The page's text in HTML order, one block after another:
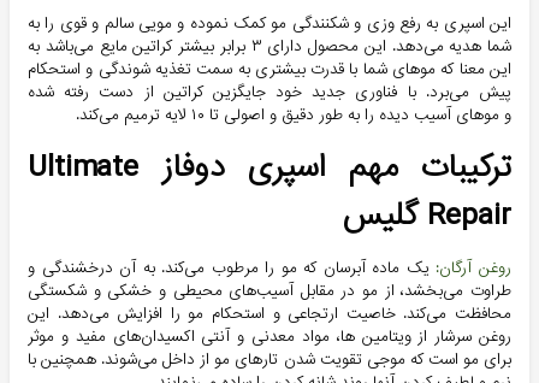
این اسپری به رفع وزی و شکنندگی مو کمک نموده و مویی سالم و قوی را به
شما هدیه می‌دهد. این محصول دارای ۳ برابر بیشتر کراتین مایع می‌باشد به
این معنا که موهای شما با قدرت بیشتری به سمت تغذیه شوندگی و استحکام
پیش می‌برد. با فناوری جدید خود جایگزین کراتین از دست رفته شده
و موهای آسیب دیده را به طور دقیق و اصولی تا ۱۰ لایه ترمیم می‌کند.
ترکیبات مهم اسپری دوفاز Ultimate
Repair گلیس
روغن آرگان: یک ماده آبرسان که مو را مرطوب می‌کند. به آن درخشندگی و
طراوت می‌بخشد، از مو در مقابل آسیب‌های محیطی و خشکی و شکستگی
محافظت می‌کند. خاصیت ارتجاعی و استحکام مو را افزایش می‌دهد. این
روغن سرشار از ویتامین ها، مواد معدنی و آنتی اکسیدان‌های مفید و موثر
برای مو است که موجی تقویت شدن تارهای مو از داخل می‌شوند. همچنین با